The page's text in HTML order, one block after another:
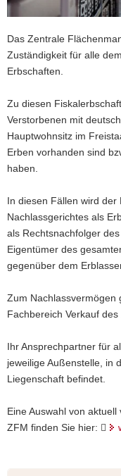
a
Das Zentrale
Zuständigkeit für alle
Erbschaften.
Zu diesen
Verstorbenen mit
Hauptwohnsitz im
Erben vorhanden sind
haben.
In diesen Fällen wird der
Nachlassgerichtes als
als Rechtsnachfolger
Eigentümer des
gegenüber dem
Zum Nachlassvermögen
Fachbereich Verkauf
Ihr Ansprechpartner für
jeweilige Außenstelle, in
Liegenschaft befindet.
Eine Auswahl von
ZFM finden Sie hier: 